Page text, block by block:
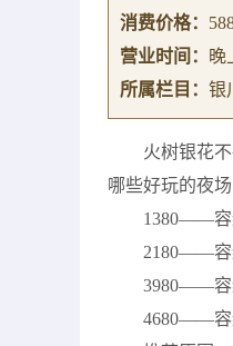
消费价格：
营业时间：
晚
所属栏目： 银
火树银花
哪些好玩的夜
1380——容
2180——容
3980——容
4680——容